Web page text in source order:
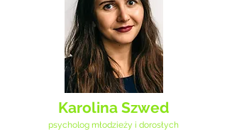
Karolina Szwed
psycholog młodzieży i dorosłych